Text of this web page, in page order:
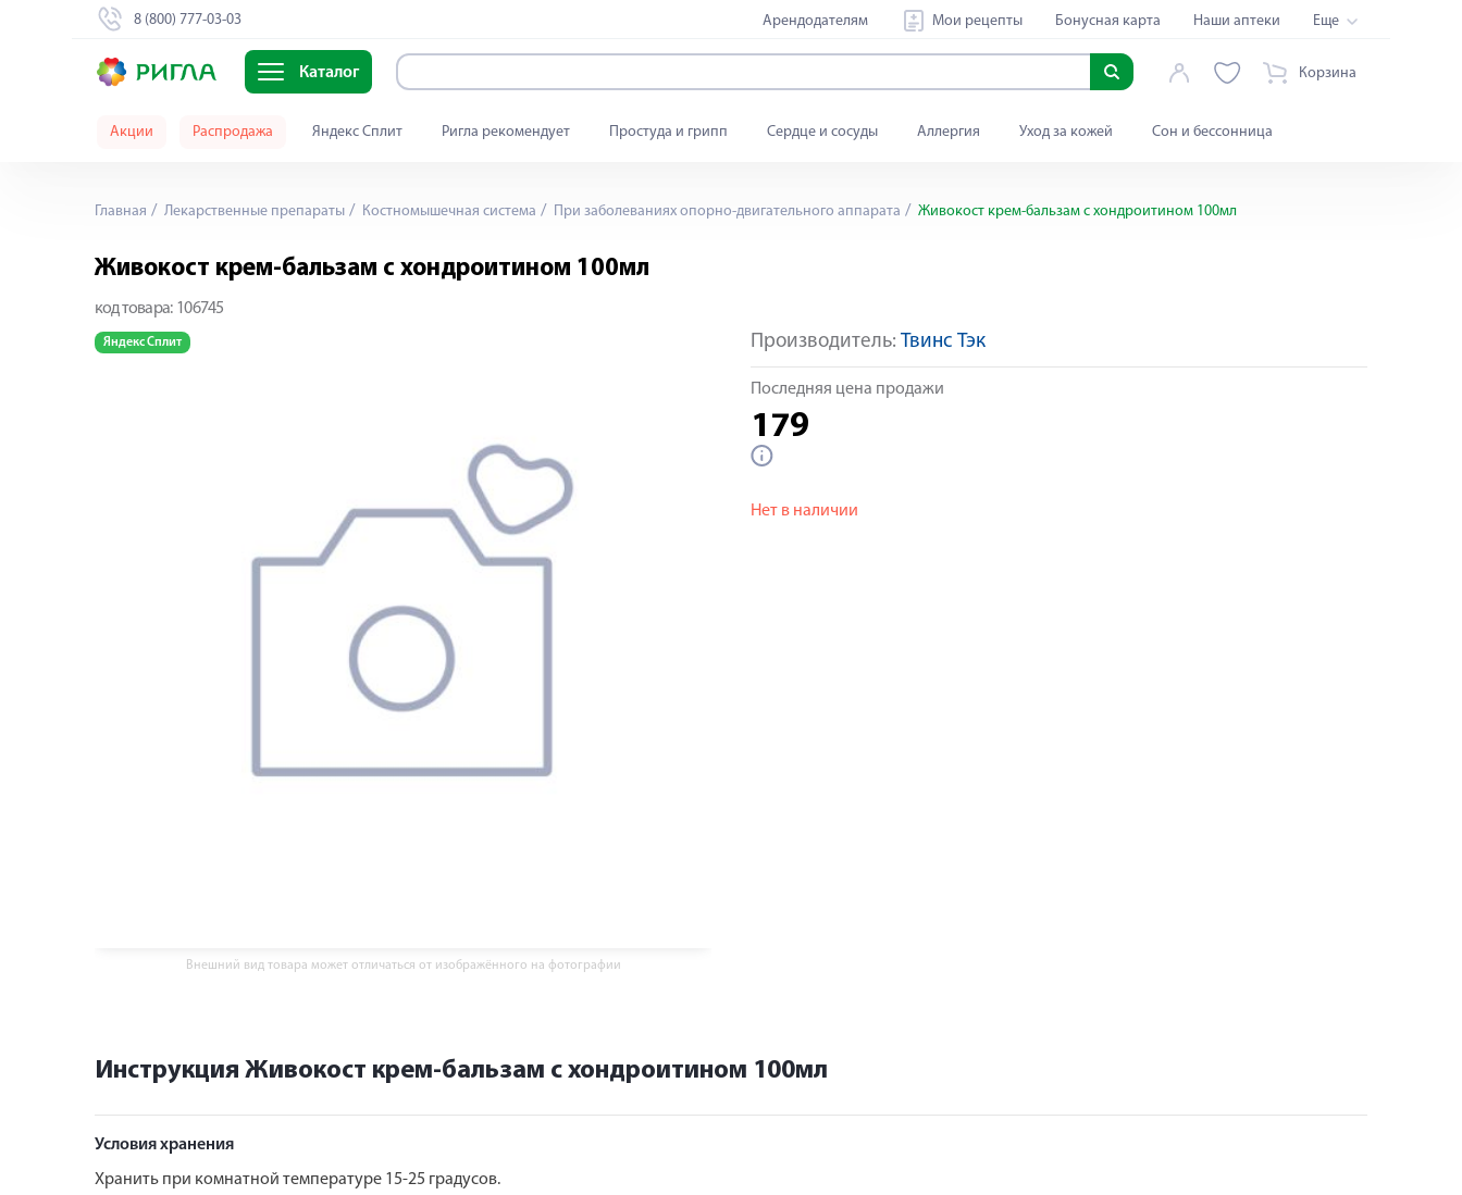
8 (800) 777-03-03 Арендодателям Мои рецепты Бонусная карта Наши аптеки Еще
Каталог Корзина
Акции Распродажа Яндекс Сплит Ригла рекомендует Простуда и грипп Сердце и сосуды Аллергия Уход за кожей Сон и бессонница
Главная Лекарственные препараты Костномышечная система При заболеваниях опорно-двигательного аппарата Живокост крем-бальзам с хондроитином 100мл
Живокост крем-бальзам с хондроитином 100мл
код товара: 106745
Яндекс Сплит
Внешний вид товара может отличаться от изображённого на фотографии
Производитель: Твинс Тэк
Последняя цена продажи
179
Нет в наличии
Инструкция Живокост крем-бальзам с хондроитином 100мл
Условия хранения
Хранить при комнатной температуре 15-25 градусов.